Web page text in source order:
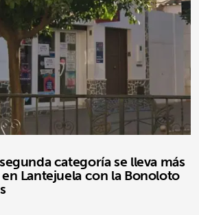
categoría se lleva más
Lantejuela con la Bonoloto